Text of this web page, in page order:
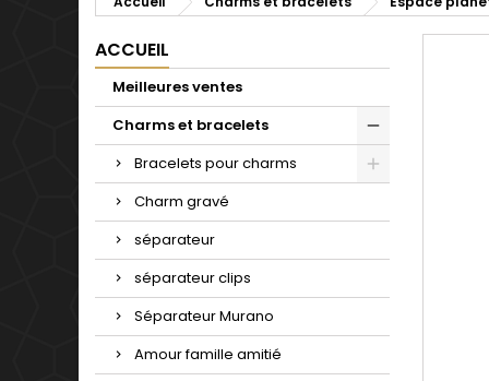
ACCUEIL
Meilleures ventes
Charms et bracelets
Bracelets pour charms
Charm gravé
séparateur
séparateur clips
Séparateur Murano
Amour famille amitié